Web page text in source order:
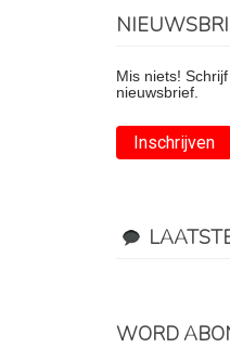
Mis niets!
nieuwsbrief.
Inschrijven
WORD